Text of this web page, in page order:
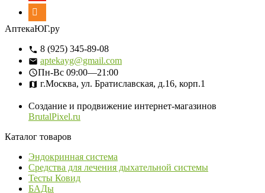
АптекаЮГ.ру
8 (925) 345-89-08
aptekayg@gmail.com
Пн-Вс 09:00—21:00
г.Москва, ул. Братиславская, д.16, корп.1
Создание и продвижение интернет-магазинов
BrutalPixel.ru
Каталог товаров
Эндокринная система
Средства для лечения дыхательной системы
Тесты Ковид
БАДы